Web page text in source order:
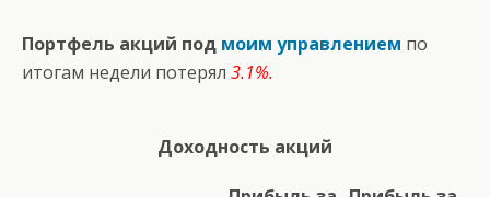
Портфель акций под моим управлением по
итогам недели потерял 3.1%.
Доходность акций